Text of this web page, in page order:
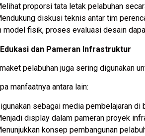
proporsi tata letak pelabuhan
diskusi teknis antar tim
model fisik, proses evaluasi desain
dan Pameran Infrastruktur
pelabuhan juga sering digunakan
manfaatnya antara lain:
sebagai media pembelajaran
display dalam pameran proyek
konsep pembangunan